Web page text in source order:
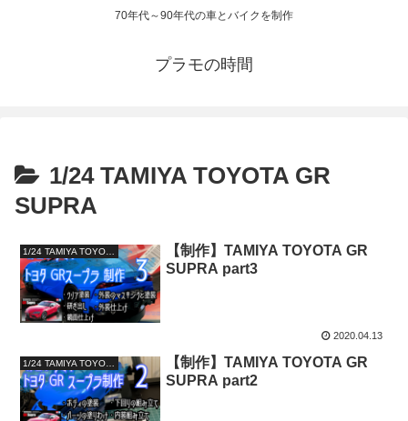
70年代～90年代の車とバイクを制作
プラモの時間
1/24 TAMIYA TOYOTA GR
SUPRA
【制作】TAMIYA TOYOTA GR
SUPRA part3
2020.04.13
1/24 TAMIYA TOYOTA GR SUPRA
【制作】TAMIYA TOYOTA GR
SUPRA part2